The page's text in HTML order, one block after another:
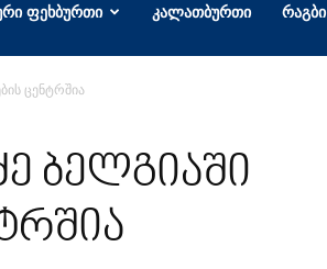
ᲤᲔᲮᲑᲣᲠᲗᲘ ᲙᲐᲚᲐᲗᲑᲣᲠᲗᲘ ᲠᲐᲒᲑᲘ
ცენტრშია
ბელგიაში